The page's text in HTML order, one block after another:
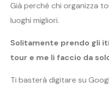
Già perché chi organizza
luoghi migliori.
Solitamente prendo gli
tour e me li faccio da
Ti basterà digitare su